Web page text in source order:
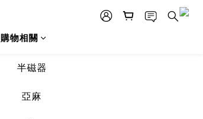
購物相關
半磁器
亞麻